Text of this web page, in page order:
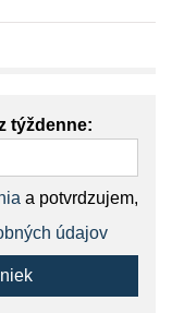
týždenne:
a potvrdzujem,
údajov